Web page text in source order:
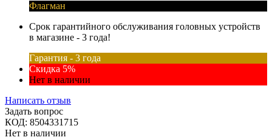
Флагман
Срок гарантийного обслуживания головных устройств
в магазине - 3 года!
Гарантия - 3 года
Скидка 5%
Нет в наличии
Написать отзыв
Задать вопрос
КОД: 8504331715
Нет в наличии